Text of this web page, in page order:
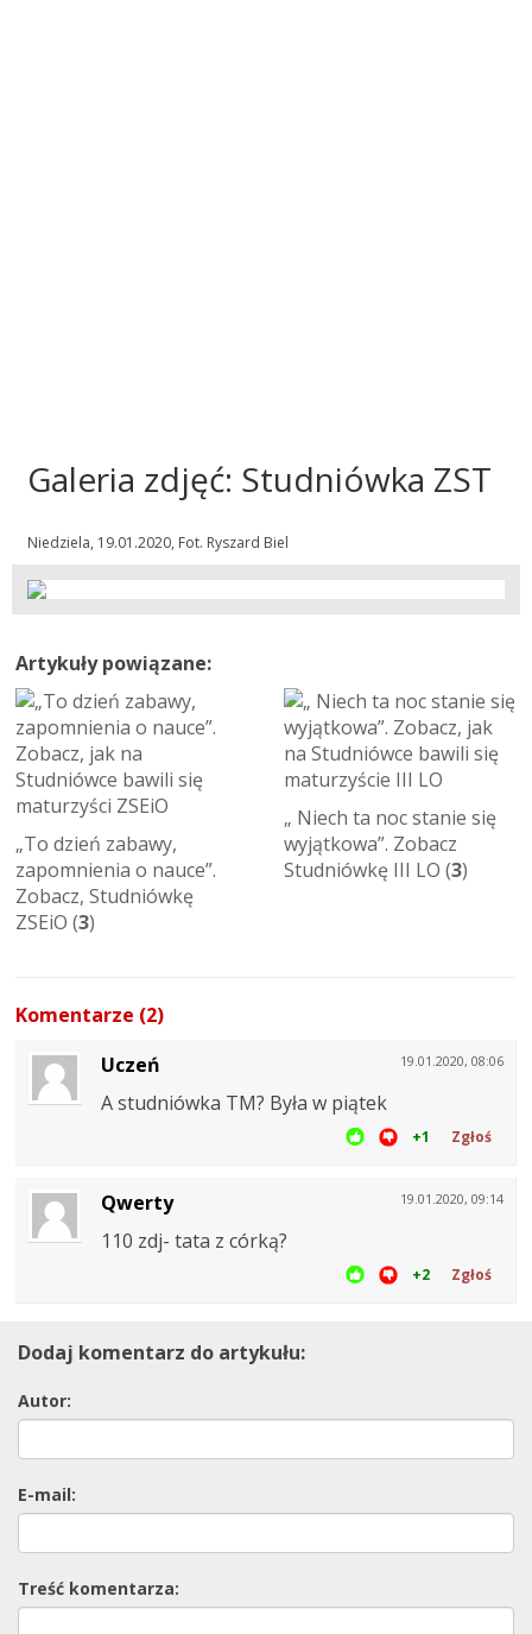
Galeria zdjęć: Studniówka ZST
Niedziela, 19.01.2020, Fot. Ryszard Biel
Artykuły powiązane:
„To dzień zabawy,
zapomnienia o nauce”.
Zobacz, Studniówkę
ZSEiO (3)
„ Niech ta noc stanie się
wyjątkowa”. Zobacz
Studniówkę III LO (3)
Komentarze (2)
19.01.2020, 08:06
Uczeń
A studniówka TM? Była w piątek
+1 Zgłoś
19.01.2020, 09:14
Qwerty
110 zdj- tata z córką?
+2 Zgłoś
Dodaj komentarz do artykułu:
Autor:
E-mail:
Treść komentarza: